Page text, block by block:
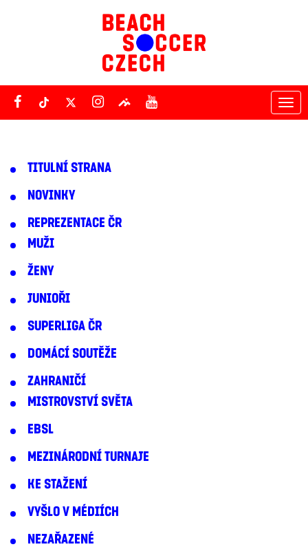
TITULNÍ STRANA
NOVINKY
REPREZENTACE ČR
MUŽI
ŽENY
JUNIOŘI
SUPERLIGA ČR
DOMÁCÍ SOUTĚŽE
ZAHRANIČÍ
MISTROVSTVÍ SVĚTA
EBSL
MEZINÁRODNÍ TURNAJE
KE STAŽENÍ
VYŠLO V MÉDIÍCH
NEZAŘAZENÉ